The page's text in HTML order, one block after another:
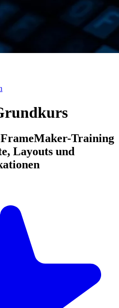
FrameMaker-Training
Layouts und